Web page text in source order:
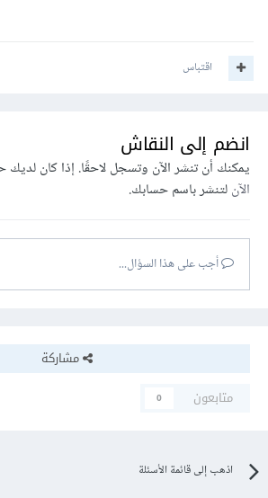
اقتباس
انضم إلى النقاش
يمكنك أن تنشر الآن وتسجل لاحقًا. إذا كان
الآنلتنشر باسم حسابك.
أجب على هذا السؤال...
مشاركة
متابعون
0
اذهب إلى قائمة الأسئلة